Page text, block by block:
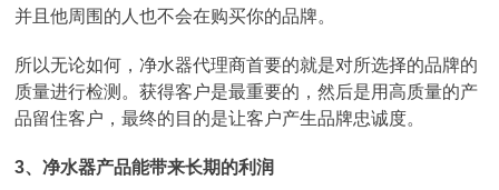
并且他周围的人也不会在购买你的品牌。
所以无论如何，净水器代理商首要的就是对所选择的品牌的
质量进行检测。获得客户是最重要的，然后是用高质量的产
品留住客户，最终的目的是让客户产生品牌忠诚度。
3、净水器产品能带来长期的利润